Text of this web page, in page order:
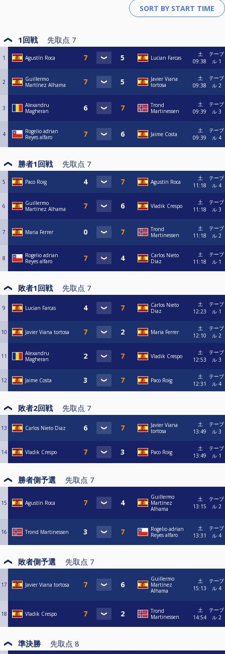
1回戦 先取点 7
1 Agustín Roca Lucian Farcas
土
09:38
テーブ
ル 1
2
Guillermo
Martínez Alhama
Javier Viana
tortosa
土
09:38
テーブ
ル 2
3
Alexandru
Magheran
Trond
Martinessen
土
09:39
テーブ
ル 3
4
Rogelio adrian
Reyes alfaro
Jaime Costa
土
09:39
テーブ
ル 4
勝者1回戦 先取点 7
5 Paco Roig Agustín Roca
土
11:18
テーブ
ル 4
6
Guillermo
Martínez Alhama
Vladik Crespo
土
11:18
テーブ
ル 3
7 Maria Ferrer
Trond
Martinessen
土
11:18
テーブ
ル 2
8
Rogelio adrian
Reyes alfaro
Carlos Nieto
Diaz
土
11:18
テーブ
ル 1
敗者1回戦 先取点 7
9 Lucian Farcas
Carlos Nieto
Diaz
土
12:23
テーブ
ル 1
10 Javier Viana tortosa Maria Ferrer
土
12:10
テーブ
ル 2
11
Alexandru
Magheran
Vladik Crespo
土
12:53
テーブ
ル 3
12 Jaime Costa Paco Roig
土
12:31
テーブ
ル 4
敗者2回戦 先取点 7
13 Carlos Nieto Diaz
Javier Viana
tortosa
土
13:49
テーブ
ル 3
14 Vladik Crespo Paco Roig
土
13:49
テーブ
ル 1
勝者側予選 先取点 7
15 Agustín Roca
Guillermo
Martínez
Alhama
土
13:15
テーブ
ル 2
16 Trond Martinessen
Rogelio adrian
Reyes alfaro
土
13:31
テーブ
ル 4
敗者側予選 先取点 7
17 Javier Viana tortosa
Guillermo
Martínez
Alhama
土
15:13
テーブ
ル 4
18 Vladik Crespo
Trond
Martinessen
土
14:54
テーブ
ル 2
準決勝 先取点 8